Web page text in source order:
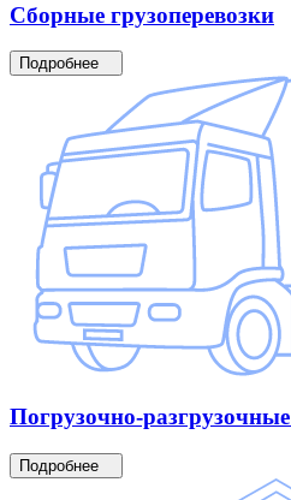
Сборные грузоперевозки
Подробнее
Погрузочно-разгрузочные
Подробнее